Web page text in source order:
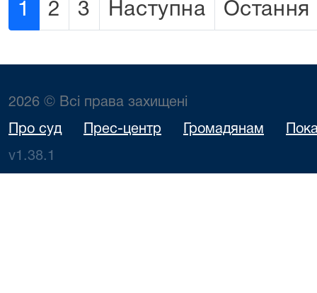
1 2 3 Наступна Остання
2026 © Всі права захищені
Про суд Прес-центр Громадянам
v1.38.1